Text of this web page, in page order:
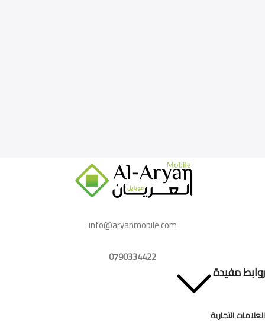
info@aryanmobile.com
0790334422
روابط مفيدة
العلامات التجارية